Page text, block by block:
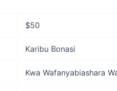
$50
Karibu Bonasi
Kwa Wafanyabiashara